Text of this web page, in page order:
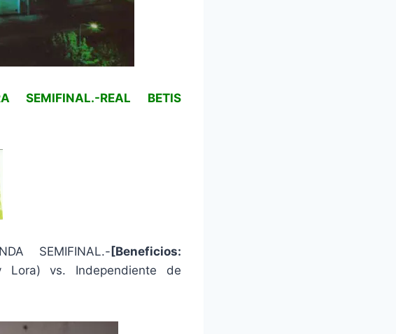
SEMIFINAL.-REAL BETIS
SEMIFINAL.-[Beneficios:
Lora) vs. Independiente de